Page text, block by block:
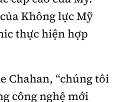
thức nếu không có sự
Không lực Mỹ
thực hiện hợp
Chahan, “chúng tôi
công nghệ mới